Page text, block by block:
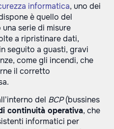
informatica, uno dei
è quello del
una serie di misure
a ripristinare dati,
seguito a guasti, gravi
come gli incendi, che
il corretto
del BCP(bussines
continuità operativa, che
informatici per